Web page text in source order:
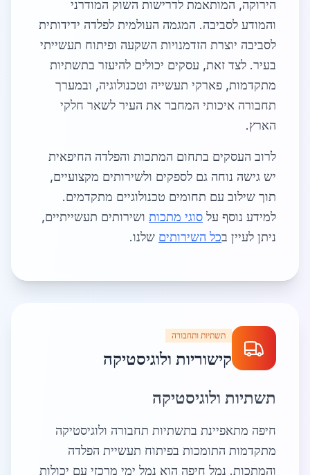
הירוקה, המותאמת לדרישות השוק המודרני
והמודע לסביבה. המגמה העולמית לפלדה ידידותית
לסביבה יוצרת הזדמנויות השקעה ופיתוח תעשייתי
בעיר. לצד זאת, עסקים יכולים להיעזר בתשתיות
מתקדמות, פארקי תעשייה וטכנולוגיה, ובמערך
תחבורה איכותי המחבר את העיר לשאר חלקי
הארץ.
לרוב העסקים בתחום המתכות והפלדה החיפאית
יש גישה נוחה גם לספקים ולשירותים מקצועיים,
תוך שילוב עם תחומים טכנולוגיים מתקדמים.
למידע נוסף על סוגי מתכות ושירותים תעשייתיים,
ניתן לעיין בכל השירותים שלנו.
תשתיות ותחבורה
קישוריות ולוגיסטיקה
תשתיות ולוגיסטיקה
חיפה מתאפיינת בתשתיות תחבורה ולוגיסטיקה
מתקדמות התומכות בפיתוח תעשיית הפלדה
והמתכות. נמל חיפה הוא נמל ימי מרכזי עם יכולות